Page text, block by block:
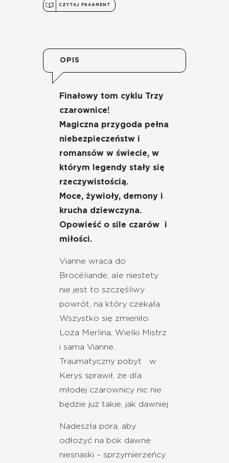
CZYTAJ FRAGMENT
OPIS
Finałowy tom cyklu Trzy
czarownice!
Magiczna przygoda pełna
niebezpieczeństw i
romansów w świecie, w
którym legendy stały się
rzeczywistością.
Moce, żywioły, demony i
krucha dziewczyna.
Opowieść o sile czarów i
miłości.
Vianne wraca do
Brocéliande, ale niestety
nie jest to szczęśliwy
powrót, na który czekała.
Wszystko się zmieniło:
Loża Merlina, Wielki Mistrz
i sama Vianne.
Traumatyczny pobyt w
Kerys sprawił, że dla
młodej czarownicy nic nie
będzie już takie, jak dawniej.
Nadeszła pora, aby
odłożyć na bok dawne
niesnaski – sprzymierzeńcy